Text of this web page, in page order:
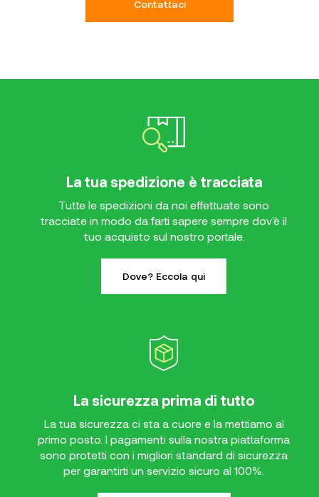
Contattaci
La tua spedizione è tracciata
Tutte le spedizioni da noi effettuate sono
tracciate in modo da farti sapere sempre dov'è il
tuo acquisto sul nostro portale.
Dove? Eccola qui
La sicurezza prima di tutto
La tua sicurezza ci sta a cuore e la mettiamo al
primo posto. I pagamenti sulla nostra piattaforma
sono protetti con i migliori standard di sicurezza
per garantirti un servizio sicuro al 100%.